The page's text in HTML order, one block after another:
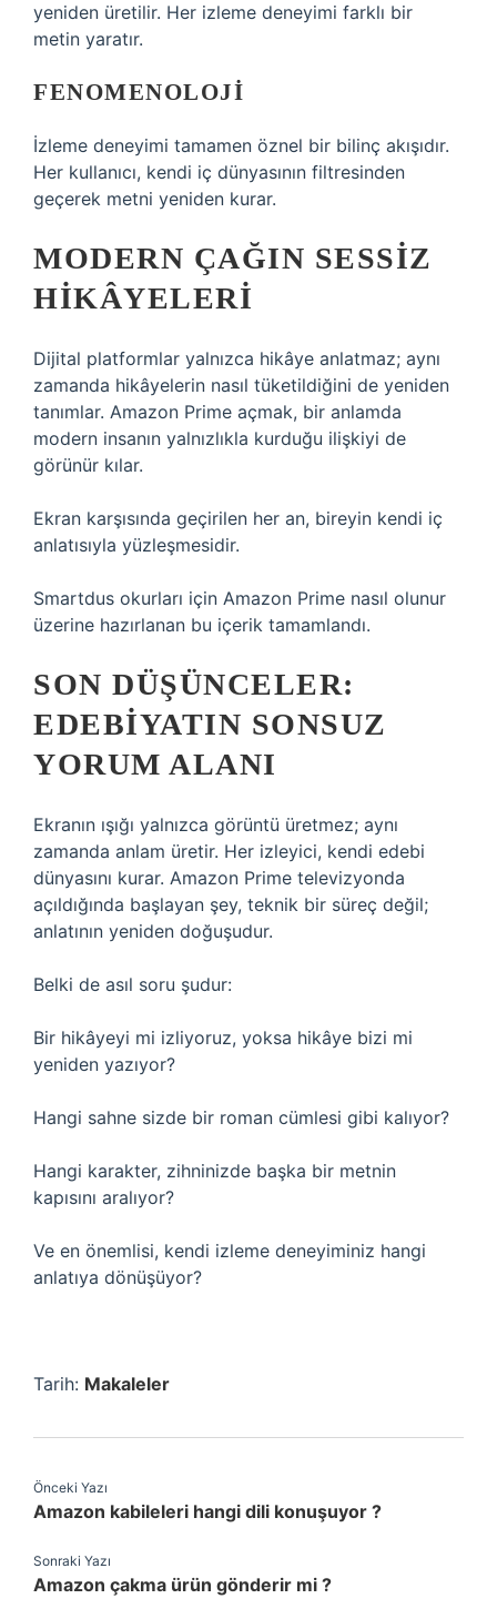
yeniden üretilir. Her izleme deneyimi farklı bir
metin yaratır.
FENOMENOLOJI
İzleme deneyimi tamamen öznel bir bilinç akışıdır.
Her kullanıcı, kendi iç dünyasının filtresinden
geçerek metni yeniden kurar.
MODERN ÇAĞIN SESSIZ
HIKÂYELERI
Dijital platformlar yalnızca hikâye anlatmaz; aynı
zamanda hikâyelerin nasıl tüketildiğini de yeniden
tanımlar. Amazon Prime açmak, bir anlamda
modern insanın yalnızlıkla kurduğu ilişkiyi de
görünür kılar.
Ekran karşısında geçirilen her an, bireyin kendi iç
anlatısıyla yüzleşmesidir.
Smartdus okurları için Amazon Prime nasıl olunur
üzerine hazırlanan bu içerik tamamlandı.
SON DÜŞÜNCELER:
EDEBIYATIN SONSUZ
YORUM ALANI
Ekranın ışığı yalnızca görüntü üretmez; aynı
zamanda anlam üretir. Her izleyici, kendi edebi
dünyasını kurar. Amazon Prime televizyonda
açıldığında başlayan şey, teknik bir süreç değil;
anlatının yeniden doğuşudur.
Belki de asıl soru şudur:
Bir hikâyeyi mi izliyoruz, yoksa hikâye bizi mi
yeniden yazıyor?
Hangi sahne sizde bir roman cümlesi gibi kalıyor?
Hangi karakter, zihninizde başka bir metnin
kapısını aralıyor?
Ve en önemlisi, kendi izleme deneyiminiz hangi
anlatıya dönüşüyor?
Tarih: Makaleler
Önceki Yazı
Amazon kabileleri hangi dili konuşuyor ?
Sonraki Yazı
Amazon çakma ürün gönderir mi ?